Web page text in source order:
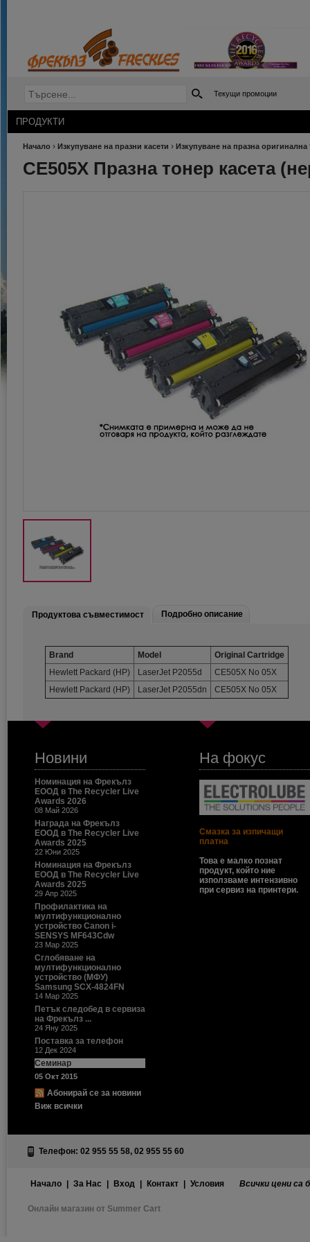
Текущи промоции
ПРОДУКТИ
Начало › Изкупуване на празни касети › Изкупуване на празна
CE505X Празна тонер касета
Продуктова съвместимост Подробно описание
Brand Model
Original Cartridge
Hewlett Packard (HP)
LaserJet P2055d
CE505X No 05X
Hewlett Packard (HP)
LaserJet P2055dn CE505X No 05X
Новини
Номинация на Фрекълз
ЕООД в The Recycler Live
Awards 2026
08 Май 2026
Награда на Фрекълз
ЕООД в The Recycler Live
Awards 2025
22 Юни 2025
Номинация на Фрекълз
ЕООД в The Recycler Live
Awards 2025
29 Апр 2025
Профилактика на
мултифункционално
устройство Canon i-
SENSYS MF643Cdw
23 Мар 2025
Сглобяване на
мултифункционално
устройство (МФУ)
Samsung SCX-4824FN
14 Мар 2025
Петък следобед в сервиза
на Фрекълз ...
24 Яну 2025
Поставка за телефон
12 Дек 2024
Семинар
05 Окт 2015
Абонирай се за новини
Виж всички
На фокус
Смазка за изпичащи
платна
Това е малко познат
продукт, който ние
използваме интензивно
при сервиз на принтери.
Телефон: 02 955 55 58, 02 955 55 60
Начало За Нас Вход Контакт Условия Всички цени са
Онлайн магазин от Summer Cart